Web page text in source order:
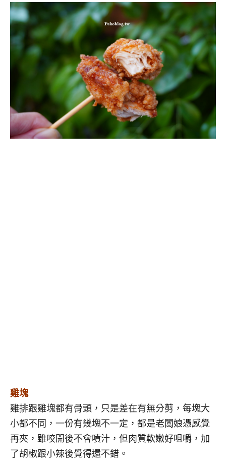
雞塊
雞排跟雞塊都有骨頭，只是差在有無分剪，每塊大
小都不同，一份有幾塊不一定，都是老闆娘憑感覺
再夾，雖咬開後不會噴汁，但肉質軟嫩好咀嚼，加
了胡椒跟小辣後覺得還不錯。